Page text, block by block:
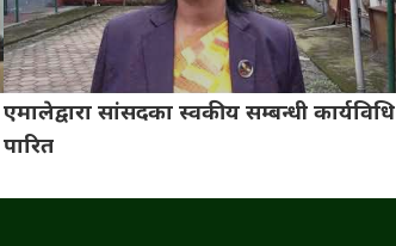
एमालेद्वारा सांसदका स्वकीय सम्बन्धी कार्यविधि
पारित